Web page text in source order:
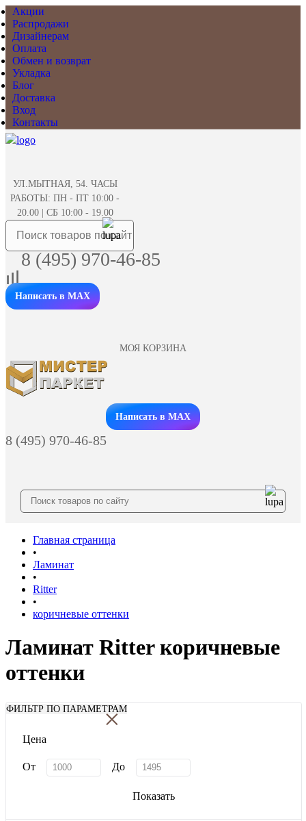
Акции
Распродажи
Дизайнерам
Оплата
Обмен и возврат
Укладка
Блог
Доставка
Вход
Контакты
УЛ.МЫТНАЯ, 54. ЧАСЫ
РАБОТЫ: ПН - ПТ 10:00 -
20.00 | СБ 10:00 - 19.00
8 (495) 970-46-85
Написать в MAX
МОЯ КОРЗИНА
Заказать звонок
Написать в MAX
8 (495) 970-46-85
Главная страница
•
Ламинат
•
Ritter
•
коричневые оттенки
Ламинат Ritter коричневые
оттенки
ФИЛЬТР ПО ПАРАМЕТРАМ
×
Цена
От До
Показать